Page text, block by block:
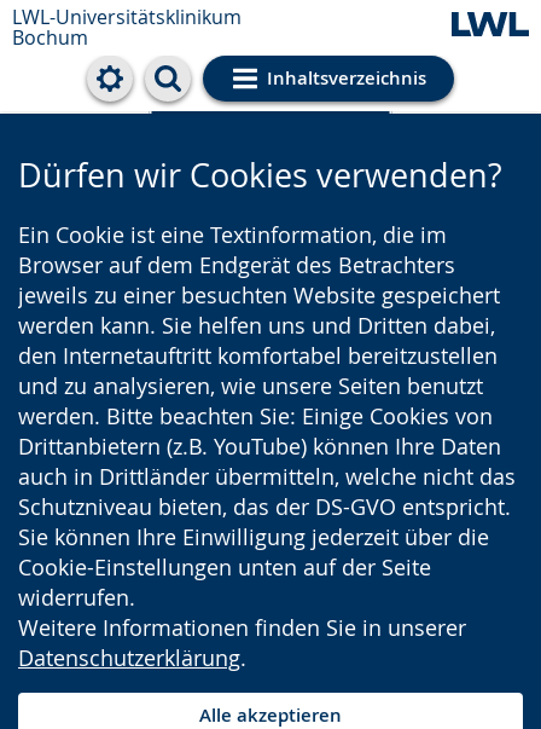
LWL-Universitätsklinikum
Bochum
Inhaltsverzeichnis
Cookie-Einstellungen
Dürfen wir Cookies verwenden?
Ein Cookie ist eine Textinformation, die im
Browser auf dem Endgerät des Betrachters
jeweils zu einer besuchten Website gespeichert
werden kann. Sie helfen uns und Dritten dabei,
den Internetauftritt komfortabel bereitzustellen
und zu analysieren, wie unsere Seiten benutzt
werden. Bitte beachten Sie: Einige Cookies von
Drittanbietern (z.B. YouTube) können Ihre Daten
auch in Drittländer übermitteln, welche nicht das
Schutzniveau bieten, das der DS-GVO entspricht.
Sie können Ihre Einwilligung jederzeit über die
Cookie-Einstellungen unten auf der Seite
widerrufen.
Weitere Informationen finden Sie in unserer
Datenschutzerklärung.
Alle akzeptieren